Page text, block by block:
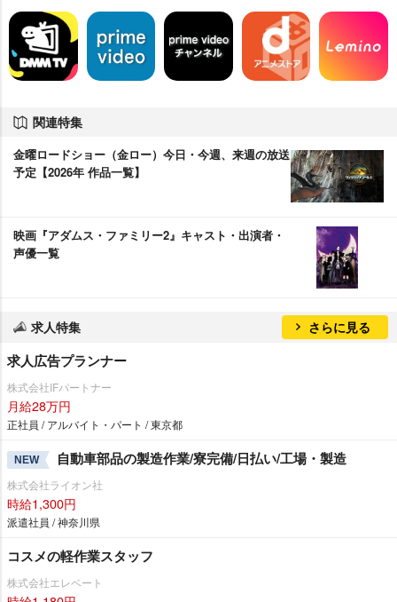
関連特集
金曜ロードショー（金ロー）今日・今週、来週の放送
予定【2026年 作品一覧】
映画『アダムス・ファミリー2』キャスト・出演者・
声優一覧
求人特集 さらに見る
求人広告プランナー
株式会社IFパートナー
月給28万円
正社員 / アルバイト・パート / 東京都
NEW 自動車部品の製造作業/寮完備/日払い/工場・製造
株式会社ライオン社
時給1,300円
派遣社員 / 神奈川県
コスメの軽作業スタッフ
株式会社エレベート